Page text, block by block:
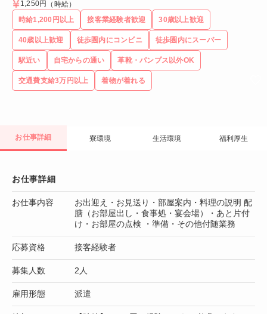
1,250円
（時給）
時給1,200円以上
接客業経験者歓迎 30歳以上歓迎
40歳以上歓迎 徒歩圏内にコンビニ 徒歩圏内にスーパー
駅近い 自宅からの通い 革靴・パンプス以外OK
交通費支給3万円以上 着物が着れる
お仕事詳細 寮環境 生活環境 福利厚生
お仕事詳細
お仕事内容
お出迎え・お見送り・部屋案内・料理の説明 配
膳（お部屋出し・食事処・宴会場）・あと片付
け・お部屋の点検 ・準備・その他付随業務
応募資格 接客経験者
募集人数 2人
雇用形態 派遣